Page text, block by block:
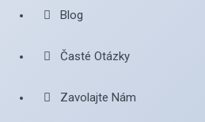
Blog
Časté Otázky
Zavolajte Nám